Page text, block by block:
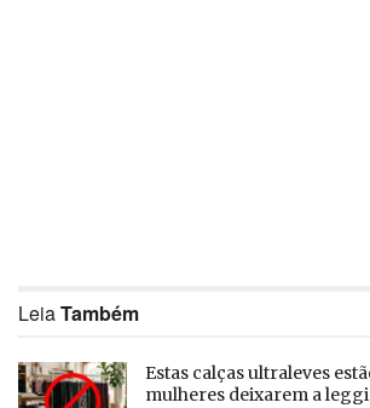
LeiaTambém
Estas calças ultraleves
mulheres deixarem a